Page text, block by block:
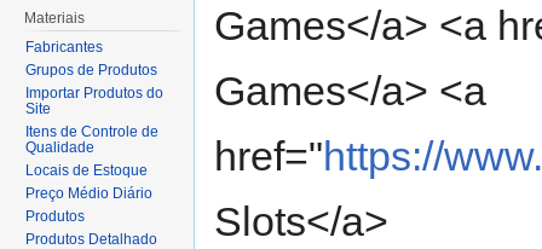
Games</a> <a
Games</a> <a
href="https://
Slots</a>
Materiais
Fabricantes
Grupos de Produtos
Importar Produtos do
Site
Itens de Controle de
Qualidade
Locais de Estoque
Preço Médio Diário
Produtos
Produtos Detalhado